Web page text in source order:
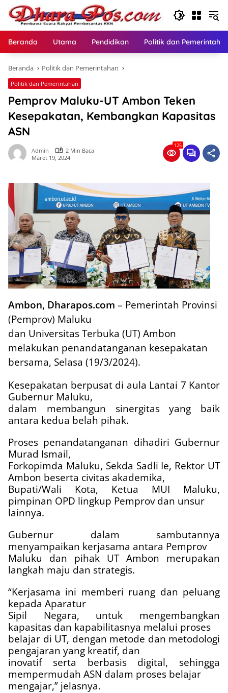
Langsung
konten
Beranda Utama Pendidikan Politik dan
Beranda Politik dan Pemerintahan
Politik dan Pemerintahan
Pemprov Maluku-UT Ambon Teken
Kesepakatan, Kembangkan Kapasitas
ASN
Admin
2 Min Baca
Maret 19, 2024
125
Ambon, Dharapos.com – Pemerintah Provinsi
(Pemprov) Maluku
dan Universitas Terbuka (UT) Ambon
melakukan penandatanganan kesepakatan
bersama, Selasa (19/3/2024).
Kesepakatan berpusat di aula Lantai 7 Kantor
Gubernur Maluku,
dalam membangun sinergitas yang baik
antara kedua belah pihak.
Proses penandatanganan dihadiri Gubernur
Murad Ismail,
Forkopimda Maluku, Sekda Sadli Ie, Rektor UT
Ambon beserta civitas akademika,
Bupati/Wali Kota, Ketua MUI Maluku,
pimpinan OPD lingkup Pemprov dan unsur
lainnya.
Gubernur dalam sambutannya
menyampaikan kerjasama antara Pemprov
Maluku dan pihak UT Ambon merupakan
langkah maju dan strategis.
“Kerjasama ini memberi ruang dan peluang
kepada Aparatur
Sipil Negara, untuk mengembangkan
kapasitas dan kapabilitasnya melalui proses
belajar di UT, dengan metode dan metodologi
pengajaran yang kreatif, dan
inovatif serta berbasis digital, sehingga
mempermudah ASN dalam proses belajar
mengajar,” jelasnya.